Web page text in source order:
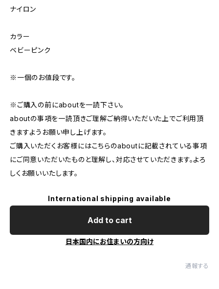
ナイロン
カラー
ベビーピンク
※一個のお値段です。
※ご購入の前にaboutを一読下さい。
aboutの事項を一読頂きご理解ご納得いただいた上でご利用頂
きますようお願い申し上げます。
ご購入いただくお客様にはこちらのaboutに記載されている事項
にご同意いただいたものと理解し、対応させていただきます。よろ
しくお願いいたします。
International shipping available
Add to cart
日本国内にお住まいの方向け
通報する